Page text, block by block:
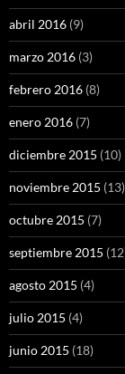
abril 2016 (9)
marzo 2016 (3)
febrero 2016 (8)
enero 2016 (7)
diciembre 2015 (10)
noviembre 2015 (13)
octubre 2015 (7)
septiembre 2015
agosto 2015 (4)
julio 2015 (4)
junio 2015 (18)